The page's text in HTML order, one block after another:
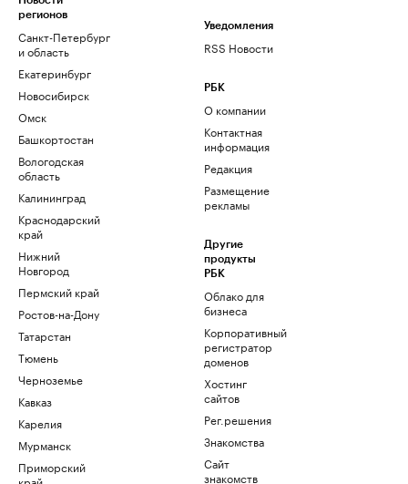
регионов
Санкт-Петербург
и область
Екатеринбург
Новосибирск
Омск
Башкортостан
Вологодская
область
Калининград
Краснодарский
край
Нижний
Новгород
Пермский край
Ростов-на-Дону
Татарстан
Тюмень
Черноземье
Кавказ
Карелия
Мурманск
Приморский
Уведомления
RSS Новости
РБК
О компании
Контактная
информация
Редакция
Размещение
рекламы
Другие
продукты
РБК
Облако для
бизнеса
Корпоративный
регистратор
доменов
Хостинг
сайтов
Рег.решения
Знакомства
Сайт
знакомств